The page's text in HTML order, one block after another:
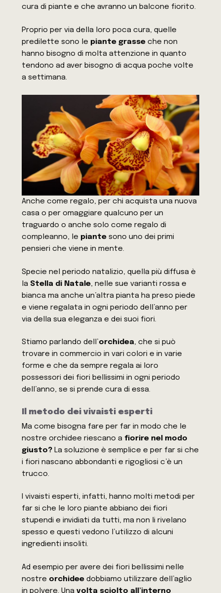
cura di piante e che avranno un balcone fiorito.
Proprio per via della loro poca cura, quelle
predilette sono le piante grasse che non
hanno bisogno di molta attenzione in quanto
tendono ad aver bisogno di acqua poche volte
a settimana.
Anche come regalo, per chi acquista una nuova
casa o per omaggiare qualcuno per un
traguardo o anche solo come regalo di
compleanno, le piante sono uno dei primi
pensieri che viene in mente.
Specie nel periodo natalizio, quella più diffusa è
la Stella di Natale, nelle sue varianti rossa e
bianca ma anche un’altra pianta ha preso piede
e viene regalata in ogni periodo dell’anno per
via della sua eleganza e dei suoi fiori.
Stiamo parlando dell’orchidea, che si può
trovare in commercio in vari colori e in varie
forme e che da sempre regala ai loro
possessori dei fiori bellissimi in ogni periodo
dell’anno, se si prende cura di essa.
Il metodo dei vivaisti esperti
Ma come bisogna fare per far in modo che le
nostre orchidee riescano a fiorire nel modo
giusto? La soluzione è semplice e per far si che
i fiori nascano abbondanti e rigogliosi c’è un
trucco.
I vivaisti esperti, infatti, hanno molti metodi per
far si che le loro piante abbiano dei fiori
stupendi e invidiati da tutti, ma non li rivelano
spesso e questi vedono l’utilizzo di alcuni
ingredienti insoliti.
Ad esempio per avere dei fiori bellissimi nelle
nostre orchidee dobbiamo utilizzare dell’aglio
in polvere. Una volta sciolto all’interno